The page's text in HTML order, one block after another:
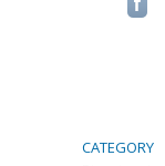
(si
CATEGORY